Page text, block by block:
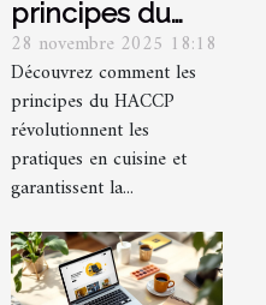
principes du
HACCP
transforment-ils
les pratiques en
cuisine ?
28 novembre 2025 18:18
Découvrez comment les
principes du HACCP
révolutionnent les
pratiques en cuisine et
garantissent la...